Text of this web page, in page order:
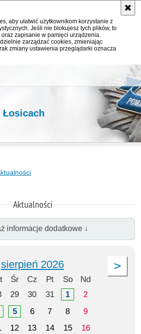
aby ułatwić użytkownikom korzystanie z
Jeśli nie blokujesz tych plików, to
zapisanie w pamięci urządzenia.
zarządzać cookies, zmieniając
zmiany ustawienia przeglądarki oznacza
Łosicach
Aktualności
informacje dodatkowe ↓
sierpień 2026
Śr Cz Pt So
Nd
29 30 31 1
2
5 6 7 8
9
12 13 14 15
16